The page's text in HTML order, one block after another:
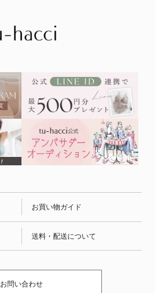
お買い物ガイド
送料・配送について
お問い合わせ